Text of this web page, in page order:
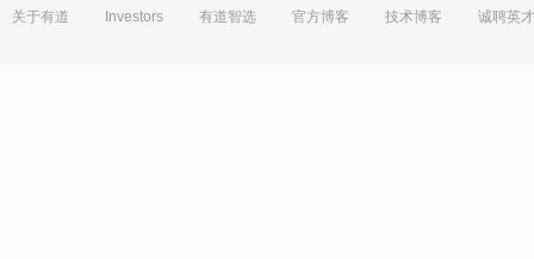
关于有道 Investors 有道智选 官方博客 技术博客 诚聘英才